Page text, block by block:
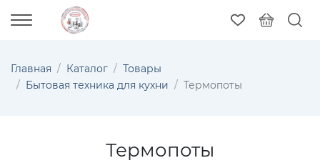
Главная Каталог
Товары
Бытовая техника для кухни
Термопоты
Термопоты